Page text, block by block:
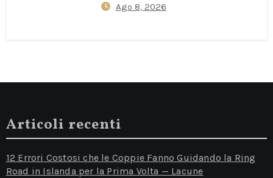
Protocolli degli Hotel e Kit
Ago 8, 2026
Articoli recenti
12 Errori Costosi che le Coppie Fanno Guidando la Ring
Road in Islanda per la Prima Volta — Lacune